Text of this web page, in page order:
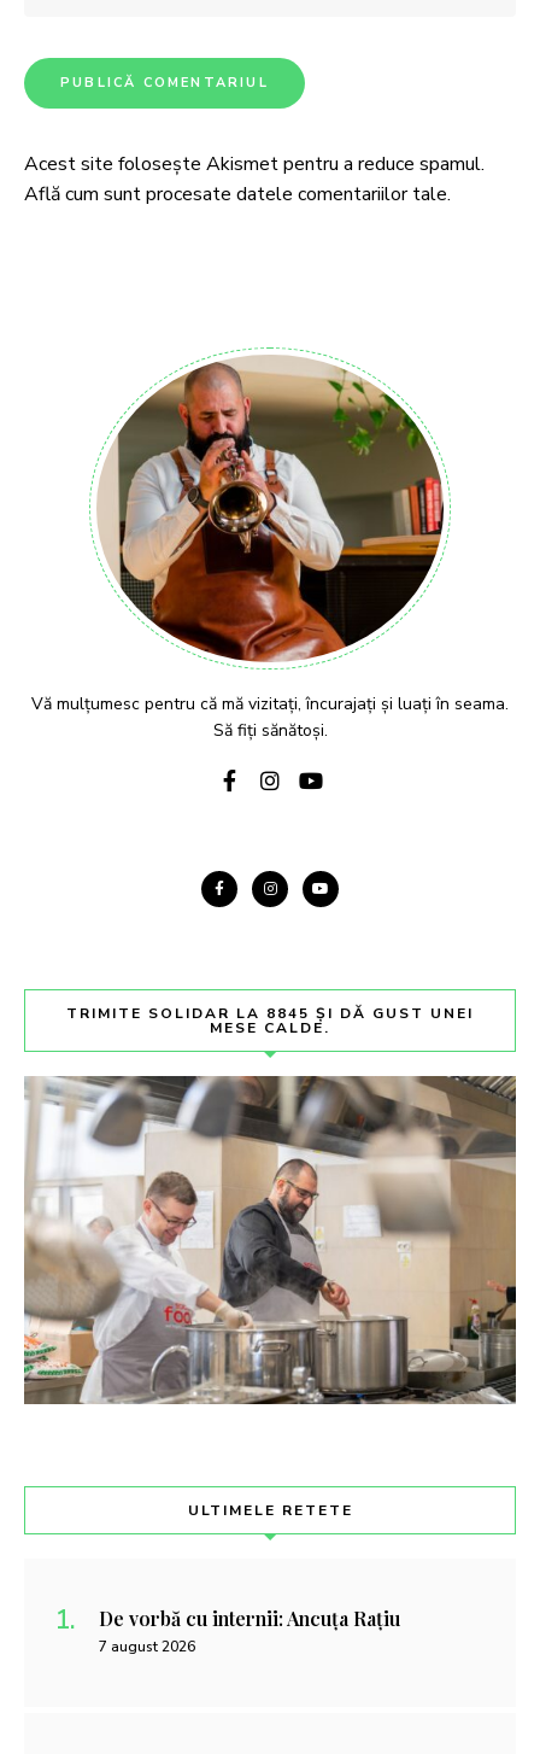
Acest site folosește Akismet pentru a reduce spamul.
Află cum sunt procesate datele comentariilor tale.
Vă mulțumesc pentru că mă vizitați, încurajați și luați în seama.
Să fiți sănătoși.
TRIMITE SOLIDAR LA 8845 ȘI DĂ GUST UNEI
MESE CALDE.
ULTIMELE RETETE
De vorbă cu internii: Ancuța Rațiu
7 august 2026